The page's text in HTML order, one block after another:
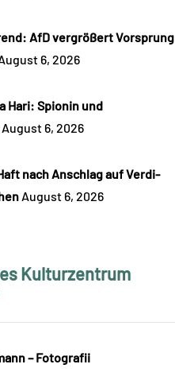
AfD vergrößert Vorsprung
6, 2026
Hari: Spionin und
August 6, 2026
nach Anschlag auf Verdi-
August 6, 2026
Kulturzentrum
– Fotografii